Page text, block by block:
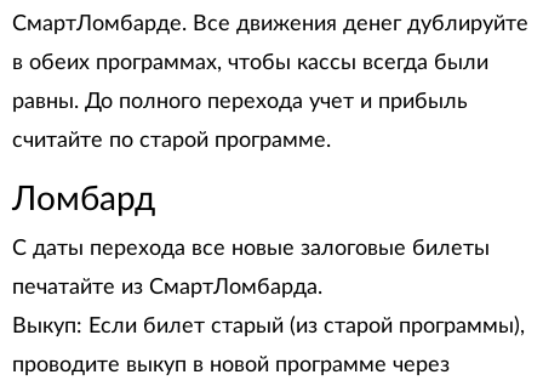
СмартЛомбарде. Все движения денег дублируйте
в обеих программах, чтобы кассы всегда были
равны. До полного перехода учет и прибыль
считайте по старой программе.
Ломбард
С даты перехода все новые залоговые билеты
печатайте из СмартЛомбарда.
Выкуп: Если билет старый (из старой программы),
проводите выкуп в новой программе через